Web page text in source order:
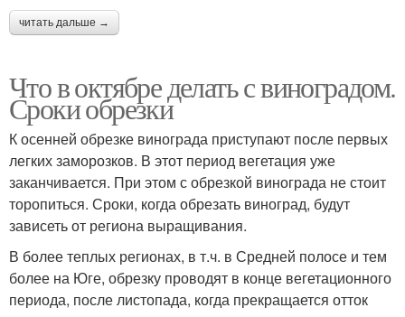
читать дальше →
Что в октябре делать с виноградом.
Сроки обрезки
К осенней обрезке винограда приступают после первых
легких заморозков. В этот период вегетация уже
заканчивается. При этом с обрезкой винограда не стоит
торопиться. Сроки, когда обрезать виноград, будут
зависеть от региона выращивания.
В более теплых регионах, в т.ч. в Средней полосе и тем
более на Юге, обрезку проводят в конце вегетационного
периода, после листопада, когда прекращается отток